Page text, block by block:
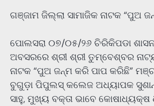
ଗଞ୍ଜାମ ଜିଲ୍ଲା ସାମାଜିକ ନାଟକ “ପୁଅ
ପୋଲସରା ୦୭/୦୫/୨୬ ଚିରିକିପଡା
ଅବସରରେ ଶ୍ରୀ ଶ୍ରୀ ତୁମ୍ବେଶ୍ବର
ନାଟକ “ପୁଅ ଜନ୍ମ କରି ପାପ କରିଛି”
ବୁଗୁଡ଼ା ପିପୁଲସ୍ କଲେଜ ଅଧ୍ୟାପକ
ସାହୁ, ମୁଖ୍ୟ ବକ୍ତା ଭାବେ